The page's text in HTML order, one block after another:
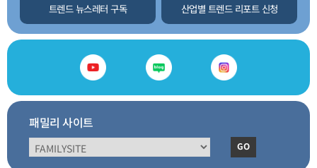
트렌드 뉴스레터 구독 산업별 트렌드 리포트 신청
패밀리 사이트
GO